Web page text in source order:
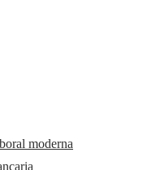
moderna